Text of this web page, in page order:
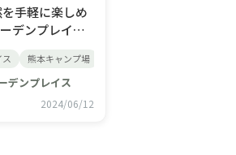
手軽に楽しめ
デンプレイ
タイプも！ あ
キャンプ場
場の位置なが
熊本キャンプ場
デンプレイス
2024/06/12